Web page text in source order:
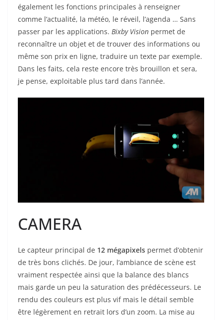
également les fonctions principales à renseigner
comme l’actualité, la météo, le réveil, l’agenda … Sans
passer par les applications. Bixby Vision permet de
reconnaître un objet et de trouver des informations ou
même son prix en ligne, traduire un texte par exemple.
Dans les faits, cela reste encore très brouillon et sera,
je pense, exploitable plus tard dans l’année.
CAMERA
Le capteur principal de 12 mégapixels permet d’obtenir
de très bons clichés. De jour, l’ambiance de scène est
vraiment respectée ainsi que la balance des blancs
mais garde un peu la saturation des prédécesseurs. Le
rendu des couleurs est plus vif mais le détail semble
être légèrement en retrait lors d’un zoom. La mise au